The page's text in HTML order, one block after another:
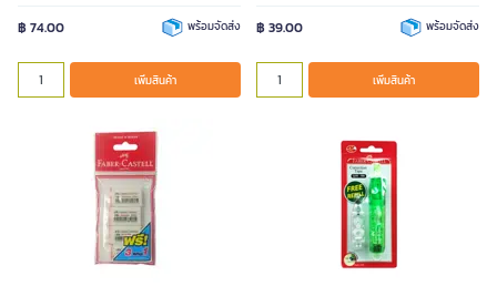
฿ 74.00 พร้อมจัดส่ง
เพิ่มสินค้า
฿ 39.00 พร้อมจัดส่ง
เพิ่มสินค้า